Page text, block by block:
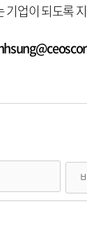
업이 되도록